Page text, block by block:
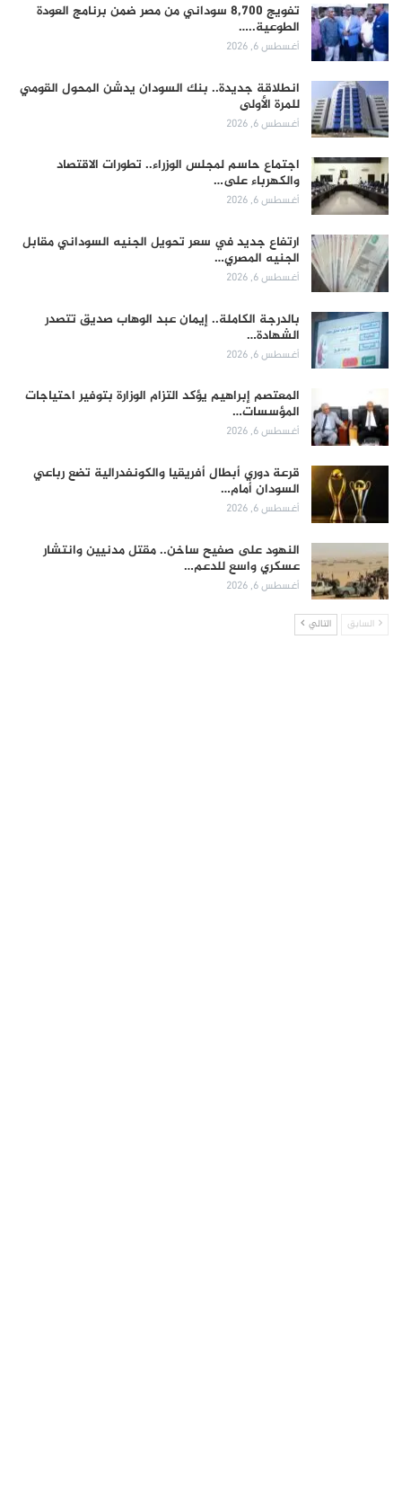
تفويج 8,700 سوداني من مصر ضمن برنامج العودة
الطوعية..…
أغسطس 6, 2026
انطلاقة جديدة.. بنك السودان يدشن المحول القومي
للمرة الأولى
أغسطس 6, 2026
اجتماع حاسم لمجلس الوزراء.. تطورات الاقتصاد
والكهرباء على…
أغسطس 6, 2026
ارتفاع جديد في سعر تحويل الجنيه السوداني مقابل
الجنيه المصري…
أغسطس 6, 2026
بالدرجة الكاملة.. إيمان عبد الوهاب صديق تتصدر
الشهادة…
أغسطس 6, 2026
المعتصم إبراهيم يؤكد التزام الوزارة بتوفير احتياجات
المؤسسات…
أغسطس 6, 2026
قرعة دوري أبطال أفريقيا والكونفدرالية تضع رباعي
السودان أمام…
أغسطس 6, 2026
النهود على صفيح ساخن.. مقتل مدنيين وانتشار
عسكري واسع للدعم…
أغسطس 6, 2026
السابق التالي